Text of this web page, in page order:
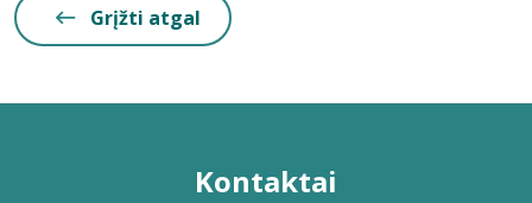
Grįžti atgal
Kontaktai